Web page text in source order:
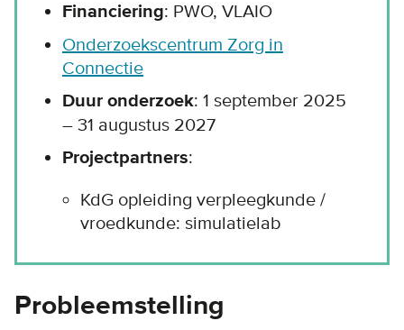
Financiering: PWO, VLAIO
Onderzoekscentrum Zorg in
Connectie
Duur onderzoek: 1 september 2025
– 31 augustus 2027
Projectpartners:
KdG opleiding verpleegkunde /
vroedkunde: simulatielab
Probleemstelling